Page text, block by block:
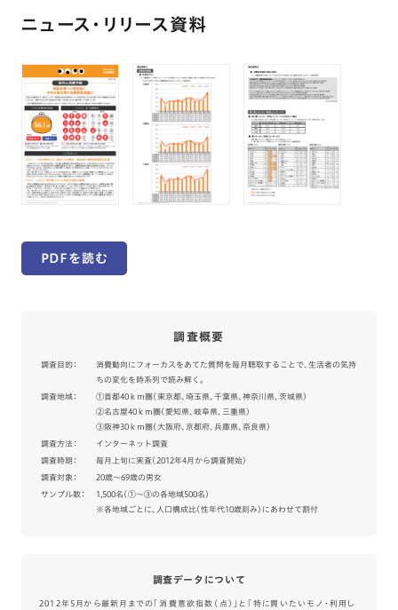
ニュース・リリース資料
PDFを読む
調査概要
調査目的：
消費動向にフォーカスをあてた質問を毎月聴取することで、生活者の気持
ちの変化を時系列で読み解く。
調査地域：
①首都40ｋｍ圏（東京都、埼玉県、千葉県、神奈川県、茨城県）
②名古屋40ｋｍ圏（愛知県、岐阜県、三重県）
③阪神30ｋｍ圏（大阪府、京都府、兵庫県、奈良県）
調査方法： インターネット調査
調査時期： 毎月上旬に実査（2012年4月から調査開始）
調査対象： 20歳～69歳の男女
サンプル数：
1,500名（①～③の各地域500名）
※各地域ごとに、人口構成比（性年代10歳刻み）にあわせて割付
調査データについて
2012年5月から最新月までの「消費意欲指数（点）」と「特に買いたいモノ・利用し